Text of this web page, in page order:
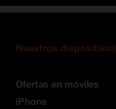
Nuestros dispositivos
Ofertas en móviles
iPhone